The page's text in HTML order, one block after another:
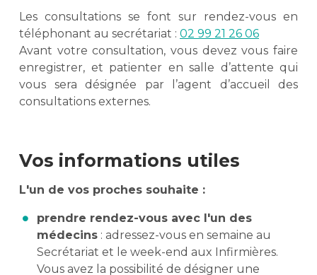
Les consultations se font sur rendez-vous en
téléphonant au secrétariat : 02 99 21 26 06
Avant votre consultation, vous devez vous faire
enregistrer, et patienter en salle d’attente qui
vous sera désignée par l’agent d’accueil des
consultations externes.
Vos informations utiles
L'un de vos proches souhaite :
prendre rendez-vous avec l'un des
médecins : adressez-vous en semaine au
Secrétariat et le week-end aux Infirmières.
Vous avez la possibilité de désigner une